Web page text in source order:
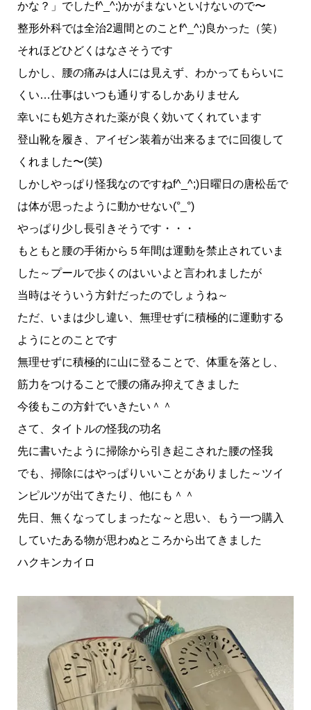
かな？」でしたf^_^;)かがまないといけないので〜
整形外科では全治2週間とのことf^_^;)良かった（笑）
それほどひどくはなさそうです
しかし、腰の痛みは人には見えず、わかってもらいに
くい…仕事はいつも通りするしかありません
幸いにも処方された薬が良く効いてくれています
登山靴を履き、アイゼン装着が出来るまでに回復して
くれました〜(笑)
しかしやっぱり怪我なのですねf^_^;)日曜日の唐松岳で
は体が思ったように動かせない(°_°)
やっぱり少し長引きそうです・・・
もともと腰の手術から５年間は運動を禁止されていま
した～プールで歩くのはいいよと言われましたが
当時はそういう方針だったのでしょうね～
ただ、いまは少し違い、無理せずに積極的に運動する
ようにとのことです
無理せずに積極的に山に登ることで、体重を落とし、
筋力をつけることで腰の痛み抑えてきました
今後もこの方針でいきたい＾＾
さて、タイトルの怪我の功名
先に書いたように掃除から引き起こされた腰の怪我
でも、掃除にはやっぱりいいことがありました～ツイ
ンピルツが出てきたり、他にも＾＾
先日、無くなってしまったな～と思い、もう一つ購入
していたある物が思わぬところから出てきました
ハクキンカイロ